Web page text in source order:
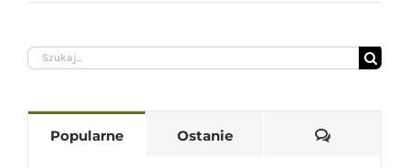
Szukaj
Popularne Ostanie